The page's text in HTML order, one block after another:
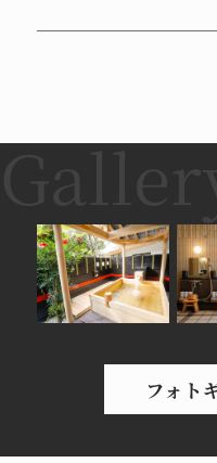
フォト